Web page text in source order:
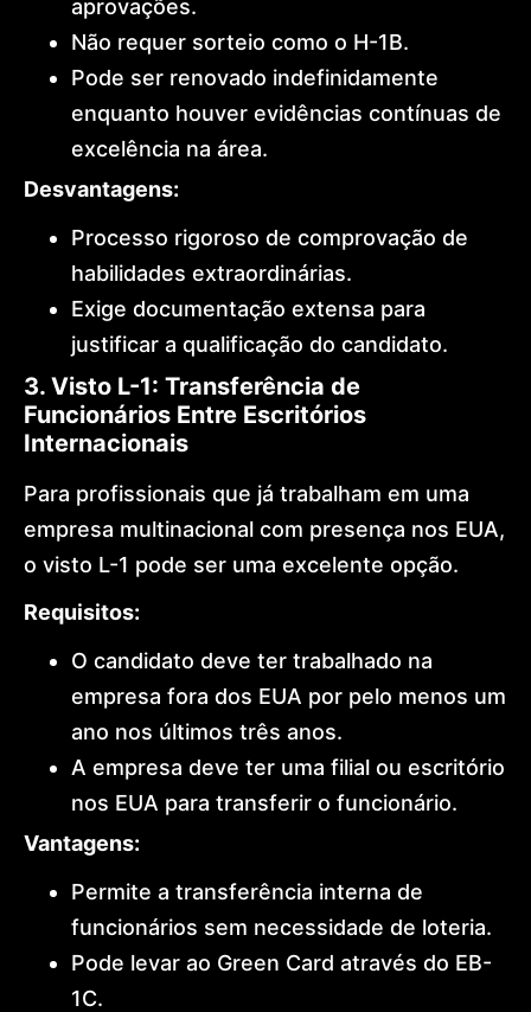
aprovações.
Não requer sorteio como o H-1B.
Pode ser renovado indefinidamente
enquanto houver evidências contínuas de
excelência na área.
Desvantagens:
Processo rigoroso de comprovação de
habilidades extraordinárias.
Exige documentação extensa para
justificar a qualificação do candidato.
3. Visto L-1: Transferência de
Funcionários Entre Escritórios
Internacionais
Para profissionais que já trabalham em uma
empresa multinacional com presença nos EUA,
o visto L-1 pode ser uma excelente opção.
Requisitos:
O candidato deve ter trabalhado na
empresa fora dos EUA por pelo menos um
ano nos últimos três anos.
A empresa deve ter uma filial ou escritório
nos EUA para transferir o funcionário.
Vantagens:
Permite a transferência interna de
funcionários sem necessidade de loteria.
Pode levar ao Green Card através do EB-
1C.